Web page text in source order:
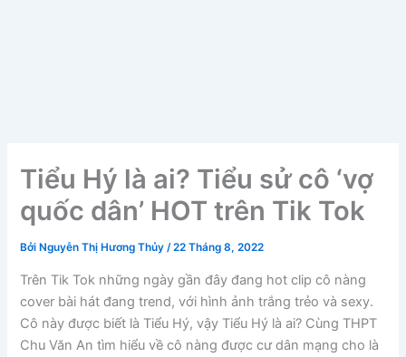
Tiểu Hý là ai? Tiểu sử cô ‘vợ
quốc dân’ HOT trên Tik Tok
Bởi Nguyễn Thị Hương Thủy/22 Tháng 8, 2022
Trên Tik Tok những ngày gần đây đang hot clip cô nàng
cover bài hát đang trend, với hình ảnh trắng trẻo và sexy.
Cô này được biết là Tiểu Hý, vậy Tiểu Hý là ai? Cùng THPT
Chu Văn An tìm hiểu về cô nàng được cư dân mạng cho là